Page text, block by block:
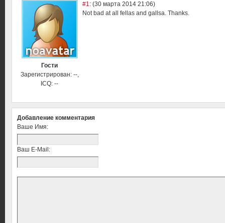
Гости
Зарегистрирован: --,
ICQ: --
#1: (30 марта 2014 21:06)
Not bad at all fellas and gallsa. Thanks.
Добавление комментария
Ваше Имя:
Ваш E-Mail: